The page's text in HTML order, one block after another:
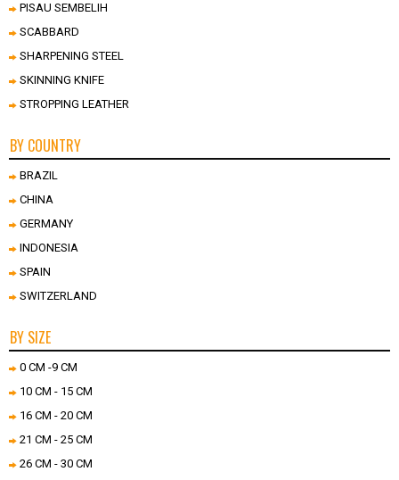
PISAU SEMBELIH
SCABBARD
SHARPENING STEEL
SKINNING KNIFE
STROPPING LEATHER
BY COUNTRY
BRAZIL
CHINA
GERMANY
INDONESIA
SPAIN
SWITZERLAND
BY SIZE
0 CM -9 CM
10 CM - 15 CM
16 CM - 20 CM
21 CM - 25 CM
26 CM - 30 CM